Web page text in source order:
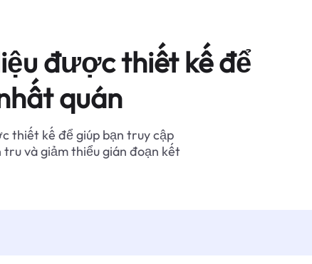
được thiết kế để
quán
thiết kế để giúp bạn truy cập
và giảm thiểu gián đoạn kết